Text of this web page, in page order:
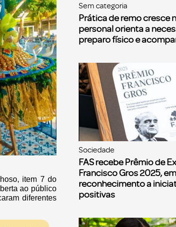
item 7 do
ao público
diferentes
Sem categoria
Prática de remo cresce
personal orienta a
preparo físico e
Sociedade
FAS recebe Prêmio de
Francisco Gros 2025, em
reconhecimento a
positivas